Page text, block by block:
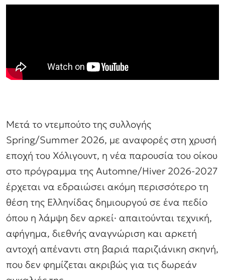
Μετά το ντεμπούτο της συλλογής
Spring/Summer 2026, με αναφορές στη χρυσή
εποχή του Χόλιγουντ, η νέα παρουσία του οίκου
στο πρόγραμμα της Automne/Hiver 2026-2027
έρχεται να εδραιώσει ακόμη περισσότερο τη
θέση της Ελληνίδας δημιουργού σε ένα πεδίο
όπου η λάμψη δεν αρκεί· απαιτούνται τεχνική,
αφήγημα, διεθνής αναγνώριση και αρκετή
αντοχή απέναντι στη βαριά παριζιάνικη σκηνή,
που δεν φημίζεται ακριβώς για τις δωρεάν